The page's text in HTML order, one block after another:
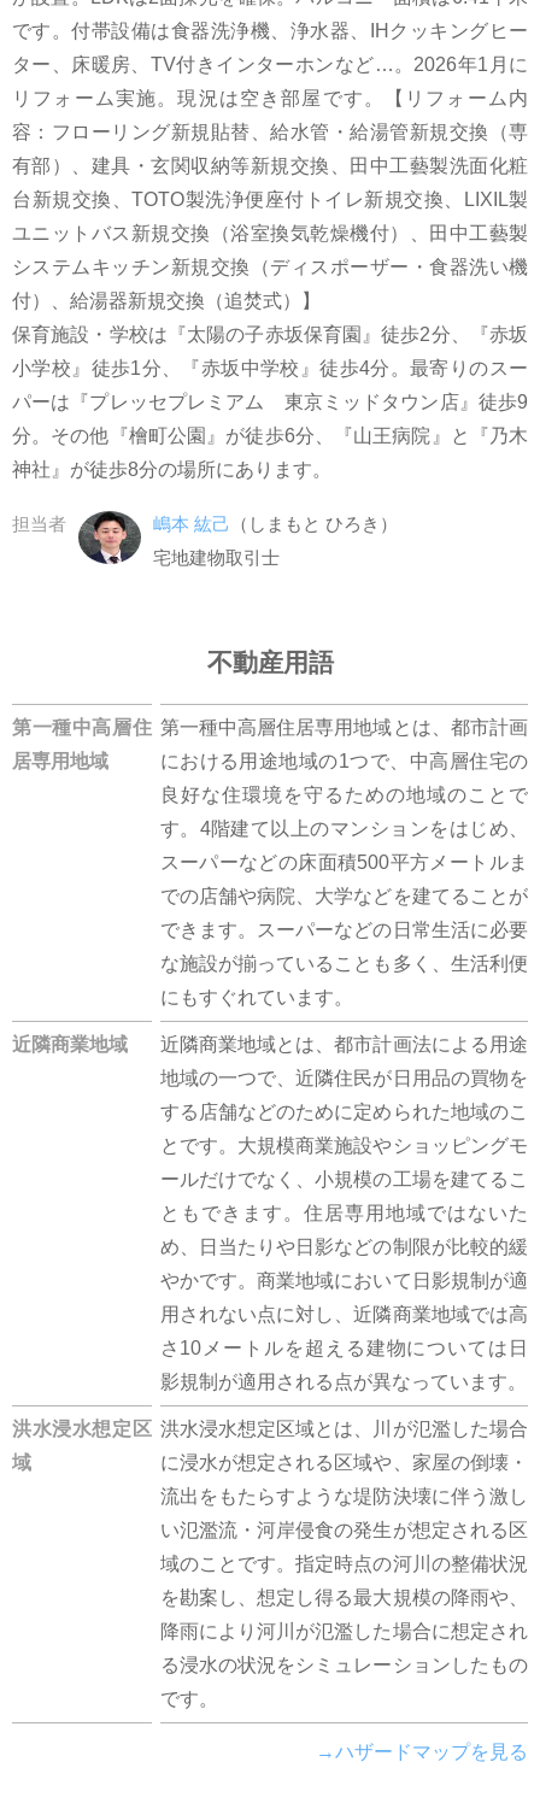
です。付帯設備は食器洗浄機、浄水器、IHクッキングヒー
ター、床暖房、TV付きインターホンなど…。2026年1月に
リフォーム実施。現況は空き部屋です。【リフォーム内
容：フローリング新規貼替、給水管・給湯管新規交換（専
有部）、建具・玄関収納等新規交換、田中工藝製洗面化粧
台新規交換、TOTO製洗浄便座付トイレ新規交換、LIXIL製
ユニットバス新規交換（浴室換気乾燥機付）、田中工藝製
システムキッチン新規交換（ディスポーザー・食器洗い機
付）、給湯器新規交換（追焚式）】
保育施設・学校は『太陽の子赤坂保育園』徒歩2分、『赤坂
小学校』徒歩1分、『赤坂中学校』徒歩4分。最寄りのスー
パーは『プレッセプレミアム 東京ミッドタウン店』徒歩9
分。その他『檜町公園』が徒歩6分、『山王病院』と『乃木
神社』が徒歩8分の場所にあります。
担当者 嶋本 紘己
（しまもと ひろき）
宅地建物取引士
不動産用語
第一種中高層住
居専用地域
第一種中高層住居専用地域とは、都市計画
における用途地域の1つで、中高層住宅の
良好な住環境を守るための地域のことで
す。4階建て以上のマンションをはじめ、
スーパーなどの床面積500平方メートルま
での店舗や病院、大学などを建てることが
できます。スーパーなどの日常生活に必要
な施設が揃っていることも多く、生活利便
にもすぐれています。
近隣商業地域
近隣商業地域とは、都市計画法による用途
地域の一つで、近隣住民が日用品の買物を
する店舗などのために定められた地域のこ
とです。大規模商業施設やショッピングモ
ールだけでなく、小規模の工場を建てるこ
ともできます。住居専用地域ではないた
め、日当たりや日影などの制限が比較的緩
やかです。商業地域において日影規制が適
用されない点に対し、近隣商業地域では高
さ10メートルを超える建物については日
影規制が適用される点が異なっています。
洪水浸水想定区
域
洪水浸水想定区域とは、川が氾濫した場合
に浸水が想定される区域や、家屋の倒壊・
流出をもたらすような堤防決壊に伴う激し
い氾濫流・河岸侵食の発生が想定される区
域のことです。指定時点の河川の整備状況
を勘案し、想定し得る最大規模の降雨や、
降雨により河川が氾濫した場合に想定され
る浸水の状況をシミュレーションしたもの
です。
→ハザードマップを見る